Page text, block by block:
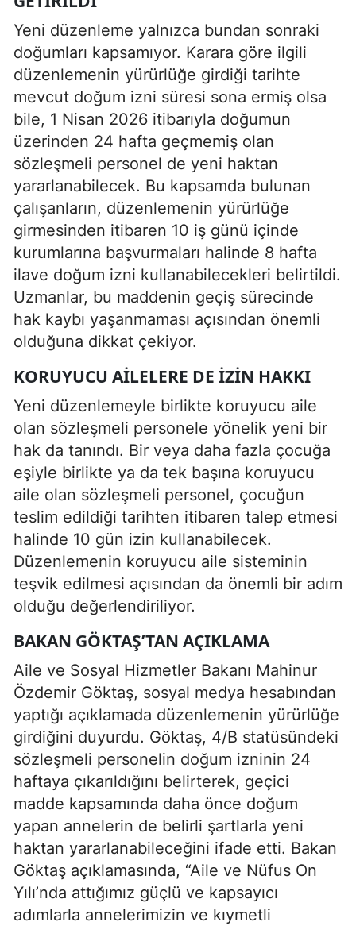
Yeni düzenleme yalnızca bundan sonraki
doğumları kapsamıyor. Karara göre ilgili
düzenlemenin yürürlüğe girdiği tarihte
mevcut doğum izni süresi sona ermiş olsa
bile, 1 Nisan 2026 itibarıyla doğumun
üzerinden 24 hafta geçmemiş olan
sözleşmeli personel de yeni haktan
yararlanabilecek. Bu kapsamda bulunan
çalışanların, düzenlemenin yürürlüğe
girmesinden itibaren 10 iş günü içinde
kurumlarına başvurmaları halinde 8 hafta
ilave doğum izni kullanabilecekleri belirtildi.
Uzmanlar, bu maddenin geçiş sürecinde
hak kaybı yaşanmaması açısından önemli
olduğuna dikkat çekiyor.
KORUYUCU AILELERE DE IZIN HAKKI
Yeni düzenlemeyle birlikte koruyucu aile
olan sözleşmeli personele yönelik yeni bir
hak da tanındı. Bir veya daha fazla çocuğa
eşiyle birlikte ya da tek başına koruyucu
aile olan sözleşmeli personel, çocuğun
teslim edildiği tarihten itibaren talep etmesi
halinde 10 gün izin kullanabilecek.
Düzenlemenin koruyucu aile sisteminin
teşvik edilmesi açısından da önemli bir adım
olduğu değerlendiriliyor.
BAKAN GÖKTAŞ’TAN AÇIKLAMA
Aile ve Sosyal Hizmetler Bakanı Mahinur
Özdemir Göktaş, sosyal medya hesabından
yaptığı açıklamada düzenlemenin yürürlüğe
girdiğini duyurdu. Göktaş, 4/B statüsündeki
sözleşmeli personelin doğum izninin 24
haftaya çıkarıldığını belirterek, geçici
madde kapsamında daha önce doğum
yapan annelerin de belirli şartlarla yeni
haktan yararlanabileceğini ifade etti. Bakan
Göktaş açıklamasında, “Aile ve Nüfus On
Yılı’nda attığımız güçlü ve kapsayıcı
adımlarla annelerimizin ve kıymetli